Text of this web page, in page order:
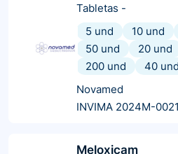
Tabletas -
5 und
10 und
50 und
20 und
200 und
40 und
Novamed
INVIMA 2024M-
Meloxicam